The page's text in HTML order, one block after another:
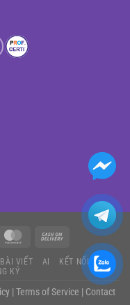
BÀI VIẾT AI
KẾT NỐI
KÝ
| Terms of Service | Contact